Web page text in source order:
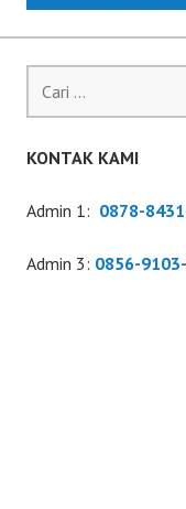
untuk:
KONTAK KAMI
Admin 1: 0878-
Admin 3: 0856-